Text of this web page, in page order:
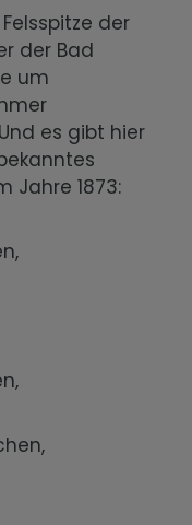
der
der Bad
um
es gibt hier
Jahre 1873: